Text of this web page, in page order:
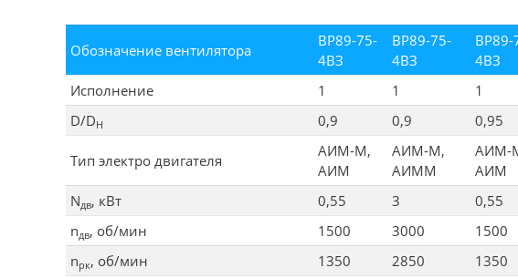
Обозначение вентилятора
ВР89-75-
4ВЗ
ВР89-75-
4ВЗ
ВР89-
4ВЗ
Исполнение
1 1 1
D/DH 0,9 0,9 0,95
Тип электро двигателя
АИМ-М,
АИМ
АИМ-М,
АИММ
АИМ-
АИМ
Nдв, кВт 0,55 3 0,55
nдв, об/мин 1500 3000 1500
nрк, об/мин 1350 2850 1350